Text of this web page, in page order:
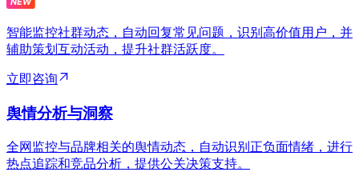
智能监控社群动态，自动回复常见问题，识别高价值用户，并
辅助策划互动活动，提升社群活跃度。
立即咨询
舆情分析与洞察
全网监控与品牌相关的舆情动态，自动识别正负面情绪，进行
热点追踪和竞品分析，提供公关决策支持。